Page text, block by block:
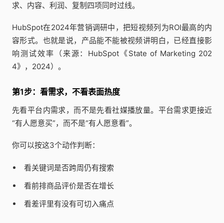
求、内容、利润、复制四项同时过线。
HubSpot在2024年营销调研中，把短视频列为ROI最高的内
容形式。也就是说，产品能不能被视频讲明白，已经直接影
响测试效率（来源：HubSpot《State of Marketing 202
4》，2024）。
第1步：看需求，不看表面热度
先看平台内需求，而不是先看社媒播放量。平台需求更接近
“有人愿意买”，而不是“有人愿意看”。
你可以按这3个动作判断：
看关键词是否跨周仍有搜索
看前排商品评价是否在增长
看差评里有没有可切入痛点